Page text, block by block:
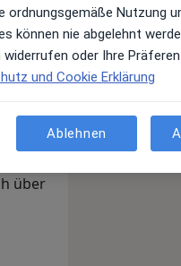
über
ordnungsgemäße Nutzung
können nie abgelehnt
oder Ihre
und Cookie Erklärung
Ablehnen